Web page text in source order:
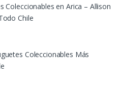
Coleccionables en Arica – Allison
Chile
Coleccionables Más